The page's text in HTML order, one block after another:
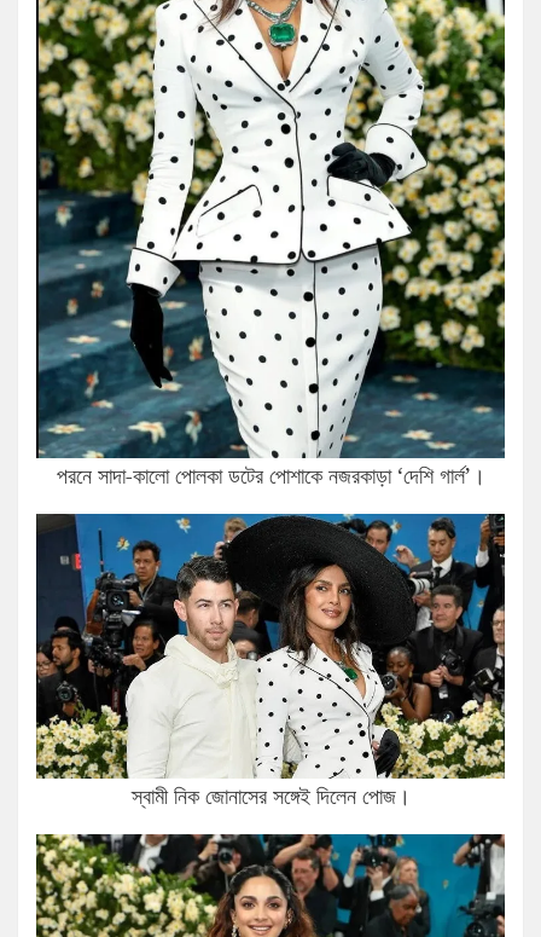
পরনে সাদা-কালো পোলকা ডটের পোশাকে নজরকাড়া ‘দেশি গার্ল’।
স্বামী নিক জোনাসের সঙ্গেই দিলেন পোজ।